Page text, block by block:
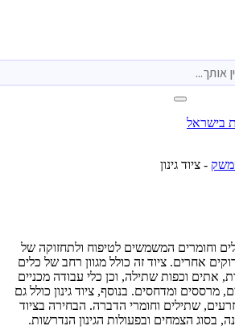
ציוד גינון
המשמשים לטיפוח ולתחזוקה של
ציוד זה כולל מגוון רחב של כלים
וכפות שתילה, וכן כלי עבודה מכניים
ומדחסים. בנוסף, ציוד גינון כולל גם
וחומרי הדברה. הבחירה בציוד
ובפעולות הגינון הנדרשות.